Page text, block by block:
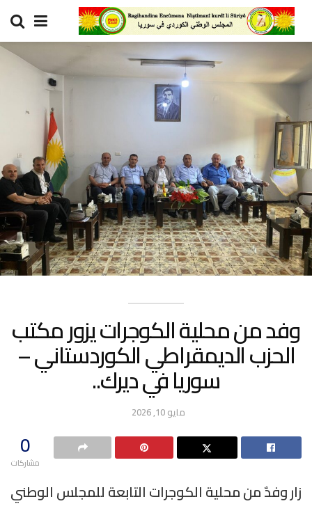
وفد من محلية الكوجرات يزور مكتب
الحزب الديمقراطي الكوردستاني –
سوريا في ديرك..
مايو 10, 2026
0
مشاركات
زار وفدٌ من محلية الكوجرات التابعة للمجلس الوطني